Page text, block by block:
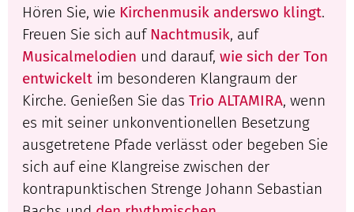
Hören Sie, wie Kirchenmusik anderswo klingt.
Freuen Sie sich auf Nachtmusik, auf
Musicalmelodien und darauf, wie sich der Ton
entwickelt im besonderen Klangraum der
Kirche. Genießen Sie das Trio ALTAMIRA, wenn
es mit seiner unkonventionellen Besetzung
ausgetretene Pfade verlässt oder begeben Sie
sich auf eine Klangreise zwischen der
kontrapunktischen Strenge Johann Sebastian